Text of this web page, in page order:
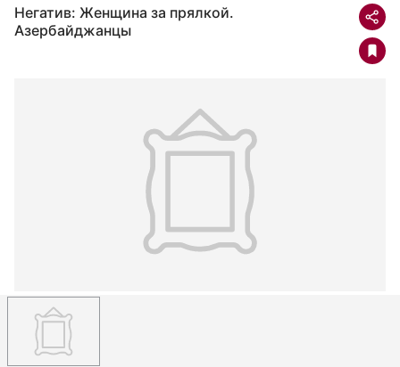
Негатив: Женщина за прялкой.
Азербайджанцы